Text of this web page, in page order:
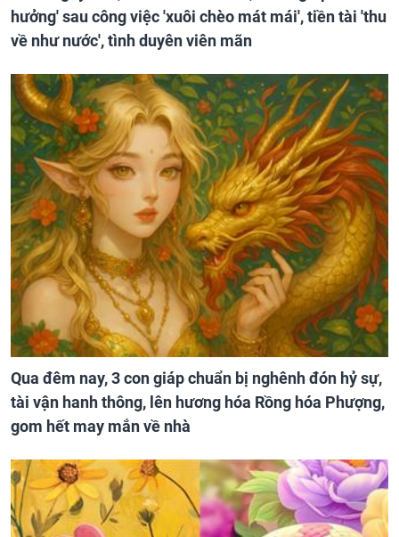
hưởng' sau công việc 'xuôi chèo mát mái', tiền tài 'thu
về như nước', tình duyên viên mãn
Qua đêm nay, 3 con giáp chuẩn bị nghênh đón hỷ sự,
tài vận hanh thông, lên hương hóa Rồng hóa Phượng,
gom hết may mắn về nhà